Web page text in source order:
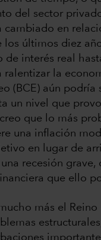
del sector
cambiado en
los últimos diez
de interés real
ralentizar la
(BCE) aún podría
un nivel que
que lo más
una inflación
en lugar de
recesión grave,
que ello
más el